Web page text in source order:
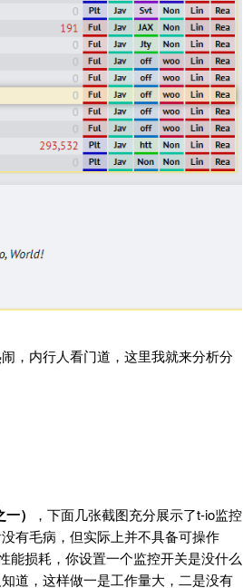
，内行人看门道，这里我就来分析分
）
，下面几张截图充分展示了t-io监控
有毛病，但实际上并不具备可操作
能损耗，你设置一个监控开关是没什么
道，这样做一是工作量大，二是没有